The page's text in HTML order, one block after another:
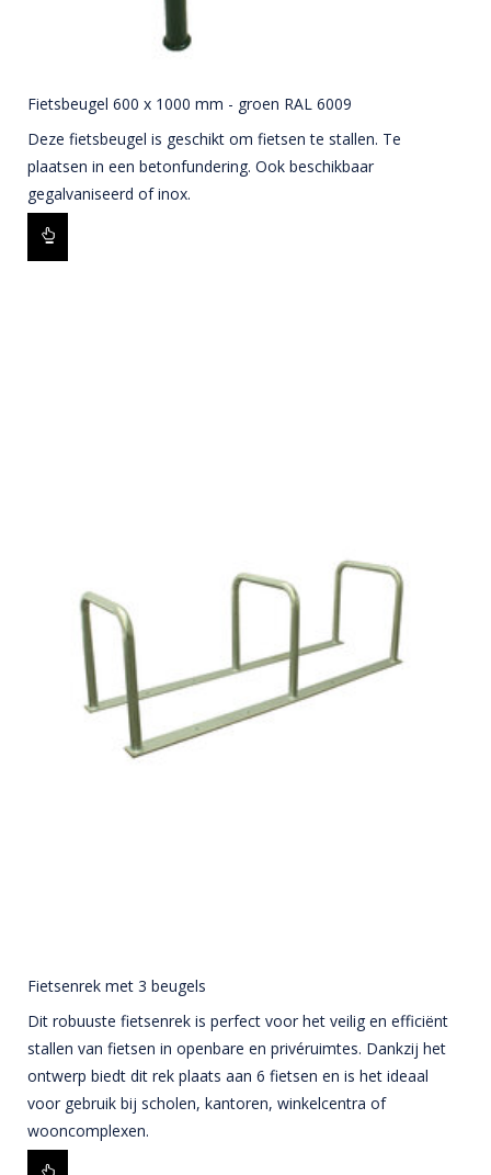
Fietsbeugel 600 x 1000 mm - groen RAL 6009
Deze fietsbeugel is geschikt om fietsen te stallen. Te
plaatsen in een betonfundering. Ook beschikbaar
gegalvaniseerd of inox.
Fietsenrek met 3 beugels
Dit robuuste fietsenrek is perfect voor het veilig en efficiënt
stallen van fietsen in openbare en privéruimtes. Dankzij het
ontwerp biedt dit rek plaats aan 6 fietsen en is het ideaal
voor gebruik bij scholen, kantoren, winkelcentra of
wooncomplexen.